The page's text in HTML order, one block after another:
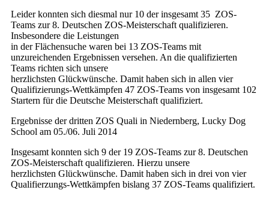
Leider konnten sich diesmal nur 10 der insgesamt 35 ZOS-
Teams zur 8. Deutschen ZOS-Meisterschaft qualifizieren.
Insbesondere die Leistungen
in der Flächensuche waren bei 13 ZOS-Teams mit
unzureichenden Ergebnissen versehen. An die qualifizierten
Teams richten sich unsere
herzlichsten Glückwünsche. Damit haben sich in allen vier
Qualifizierungs-Wettkämpfen 47 ZOS-Teams von insgesamt 102
Startern für die Deutsche Meisterschaft qualifiziert.
Ergebnisse der dritten ZOS Quali in Niedernberg, Lucky Dog
School am 05./06. Juli 2014
Insgesamt konnten sich 9 der 19 ZOS-Teams zur 8. Deutschen
ZOS-Meisterschaft qualifizieren. Hierzu unsere
herzlichsten Glückwünsche. Damit haben sich in drei von vier
Qualifierzungs-Wettkämpfen bislang 37 ZOS-Teams qualifiziert.